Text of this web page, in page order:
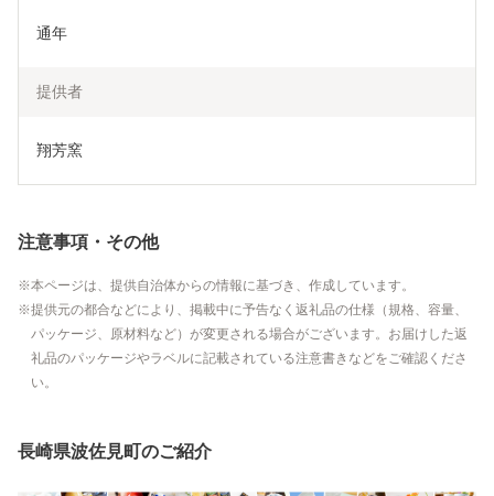
通年
提供者
翔芳窯
注意事項・その他
本ページは、提供自治体からの情報に基づき、作成しています。
提供元の都合などにより、掲載中に予告なく返礼品の仕様（規格、容量、
パッケージ、原材料など）が変更される場合がございます。お届けした返
礼品のパッケージやラベルに記載されている注意書きなどをご確認くださ
い。
長崎県波佐見町のご紹介